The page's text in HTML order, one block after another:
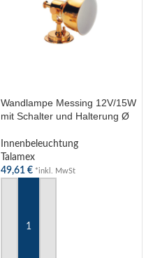
Wandlampe Messing 12V/15W
mit Schalter und Halterung Ø
Innenbeleuchtung
Talamex
49,61 € *inkl. MwSt